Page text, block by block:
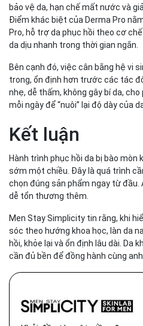
bảo vệ da, hạn chế mất nước và
Điểm khác biệt của Derma Pro
Pro, hỗ trợ da phục hồi theo cơ
da dịu nhanh trong thời gian ngắn.
Bên cạnh đó, việc cân bằng hệ vi
trong, ổn định hơn trước các tác
nhẹ, dễ thấm, không gây bí da,
mỗi ngày để “nuôi” lại độ dày của
Kết luận
Hành trình phục hồi da bị bào
sớm một chiều. Đây là quá trình
chọn đúng sản phẩm ngay từ đầu.
dễ tổn thương thêm.
Men Stay Simplicity tin rằng, khi
sóc theo hướng khoa học, làn da
hồi, khỏe lại và ổn định lâu dài. Da
cần đủ bền để đồng hành cùng